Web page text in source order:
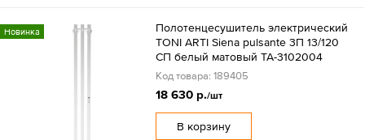
Новинка
Полотенцесушитель электрический
TONI ARTI Siena pulsante 3П 13/120
СП белый матовый TA-3102004
Код товара: 189405
18 630 р./шт
В корзину